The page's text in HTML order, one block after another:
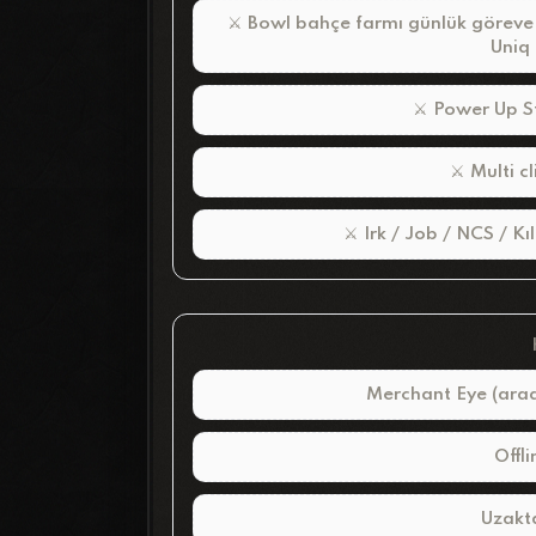
⚔ Bowl bahçe farmı günlük
⚔ Power Up
⚔ Multi
⚔ Irk / Job / NCS /
Merchant Eye